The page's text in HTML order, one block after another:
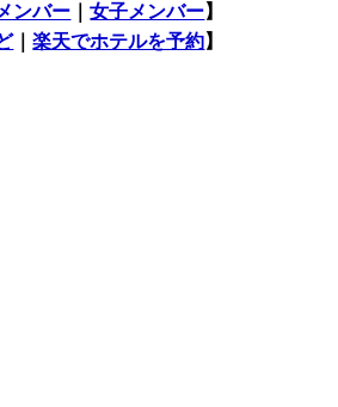
ンバー ｜女子メンバー】
｜楽天でホテルを予約】